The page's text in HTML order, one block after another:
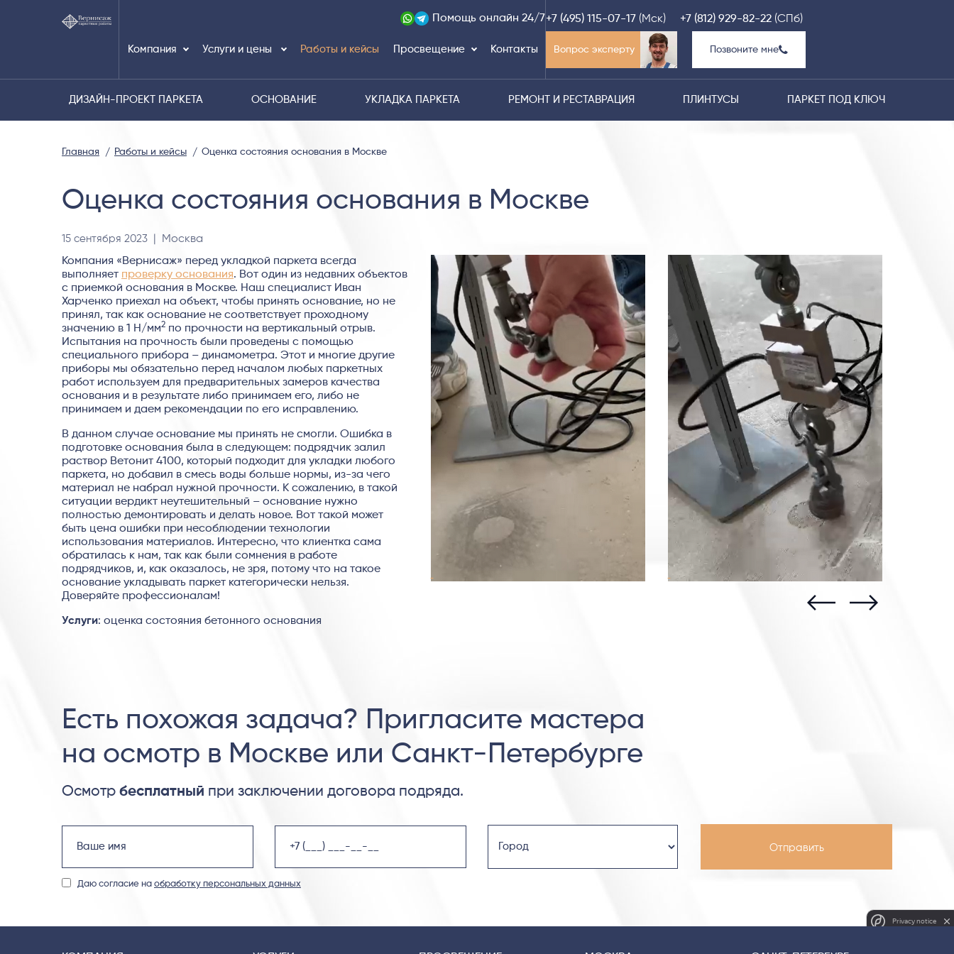
Компания Услуги и цены Работы и кейсы Просвещение Контакты
Помощь онлайн 24/7+7 (495) 115-07-17 (Мск) +7 (812) 929-82-22 (СПб)
Вопрос эксперту Позвоните мне
ДИЗАЙН-ПРОЕКТ ПАРКЕТА ОСНОВАНИЕ УКЛАДКА ПАРКЕТА РЕМОНТ И РЕСТАВРАЦИЯ ПЛИНТУСЫ ПАРКЕТ ПОД КЛЮЧ
Главная Работы и кейсы Оценка состояния основания в Москве
Оценка состояния основания в Москве
15 сентября 2023 | Москва
Компания «Вернисаж» перед укладкой паркета всегда
выполняет проверку основания. Вот один из недавних объектов
с приемкой основания в Москве. Наш специалист Иван
Харченко приехал на объект, чтобы принять основание, но не
принял, так как основание не соответствует проходному
значению в 1 Н/мм2 по прочности на вертикальный отрыв.
Испытания на прочность были проведены с помощью
специального прибора – динамометра. Этот и многие другие
приборы мы обязательно перед началом любых паркетных
работ используем для предварительных замеров качества
основания и в результате либо принимаем его, либо не
принимаем и даем рекомендации по его исправлению.
В данном случае основание мы принять не смогли. Ошибка в
подготовке основания была в следующем: подрядчик залил
раствор Ветонит 4100, который подходит для укладки любого
паркета, но добавил в смесь воды больше нормы, из-за чего
материал не набрал нужной прочности. К сожалению, в такой
ситуации вердикт неутешительный – основание нужно
полностью демонтировать и делать новое. Вот такой может
быть цена ошибки при несоблюдении технологии
использования материалов. Интересно, что клиентка сама
обратилась к нам, так как были сомнения в работе
подрядчиков, и, как оказалось, не зря, потому что на такое
основание укладывать паркет категорически нельзя.
Доверяйте профессионалам!
Услуги: оценка состояния бетонного основания
Есть похожая задача? Пригласите мастера
на осмотр в Москве или Санкт-Петербурге
Осмотр бесплатный при заключении договора подряда.
Даю согласие на обработку персональных данных
Privacy notice